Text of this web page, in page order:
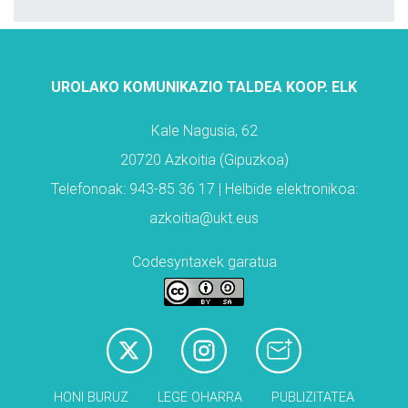
UROLAKO KOMUNIKAZIO TALDEA KOOP. ELK
Kale Nagusia, 62
20720 Azkoitia (Gipuzkoa)
Telefonoak: 943-85 36 17 | Helbide elektronikoa:
azkoitia@ukt.eus
Codesyntaxek garatua
HONI BURUZ LEGE OHARRA PUBLIZITATEA